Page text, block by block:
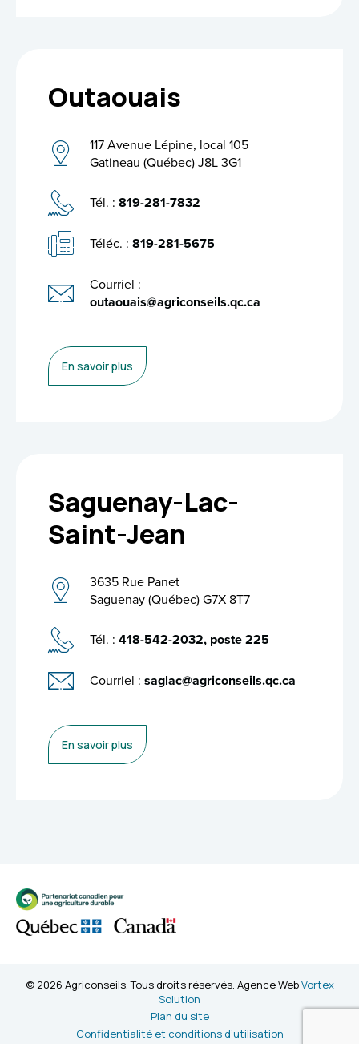
Outaouais
117 Avenue Lépine, local 105
Gatineau (Québec) J8L 3G1
Tél. : 819-281-7832
Téléc. : 819-281-5675
Courriel :
outaouais@agriconseils.qc.ca
En savoir plus
Saguenay-Lac-
Saint-Jean
3635 Rue Panet
Saguenay (Québec) G7X 8T7
Tél. : 418-542-2032, poste 225
Courriel : saglac@agriconseils.qc.ca
En savoir plus
© 2026 Agriconseils. Tous droits réservés. Agence WebVortex
Solution
Plan du site
Confidentialité et conditions d’utilisation